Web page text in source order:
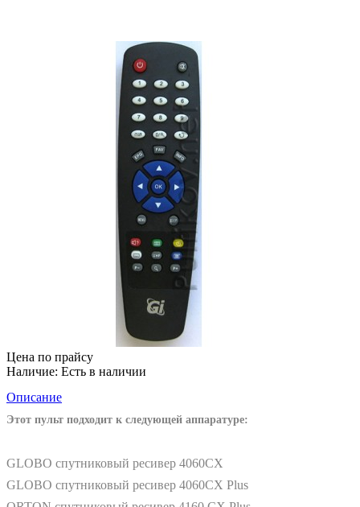
Цена по прайсу
Наличие: Есть в наличии
Описание
Этот пульт подходит к следующей аппаратуре:
GLOBO спутниковый ресивер 4060CX
GLOBO спутниковый ресивер 4060CX Plus